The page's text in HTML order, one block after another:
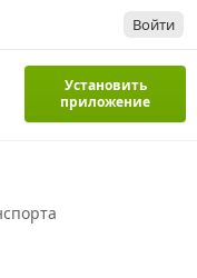
Войти
Установить
приложение